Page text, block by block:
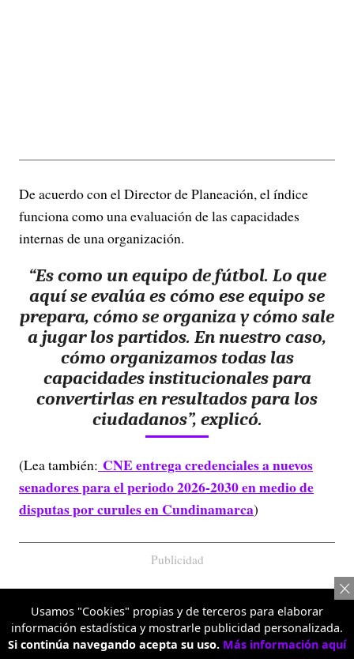
De acuerdo con el Director de Planeación, el índice
funciona como una evaluación de las capacidades
internas de una organización.
“Es como un equipo de fútbol. Lo que
aquí se evalúa es cómo ese equipo se
prepara, cómo se organiza y cómo sale
a jugar los partidos. En nuestro caso,
cómo organizamos todas las
capacidades institucionales para
convertirlas en resultados para los
ciudadanos”, explicó.
(Lea también: CNE entrega credenciales a nuevos
senadores para el periodo 2026-2030 en medio de
disputas por curules en Cundinamarca)
Publicidad
Usamos "Cookies" propias y de terceros para elaborar
información estadística y mostrarle publicidad personalizada.
Si continúa navegando acepta su uso. Más información aquí